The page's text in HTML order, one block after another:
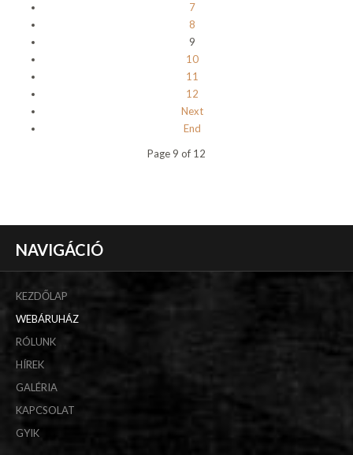
7
8
9
10
11
12
Next
End
Page 9 of 12
NAVIGÁCIÓ
KEZDŐLAP
WEBÁRUHÁZ
RÓLUNK
HÍREK
GALÉRIA
KAPCSOLAT
GYIK